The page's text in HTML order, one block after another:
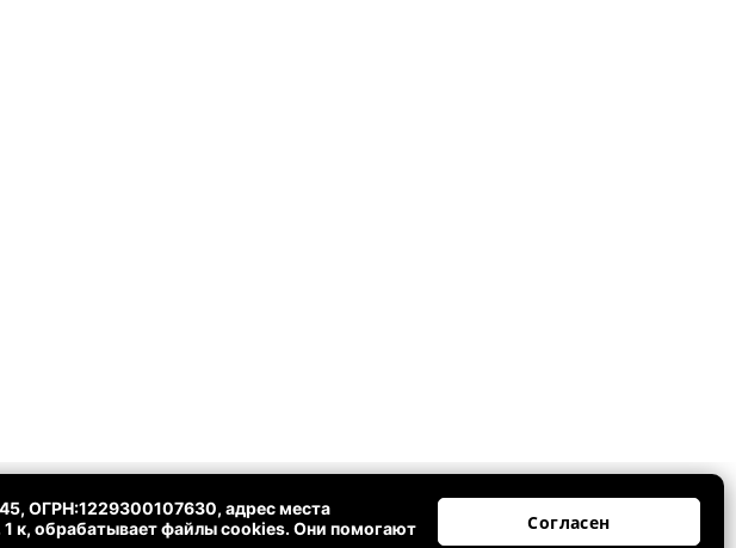
ОГРН:1229300107630, адрес места
1 к, обрабатывает файлы cookies. Они помогают
Согласен